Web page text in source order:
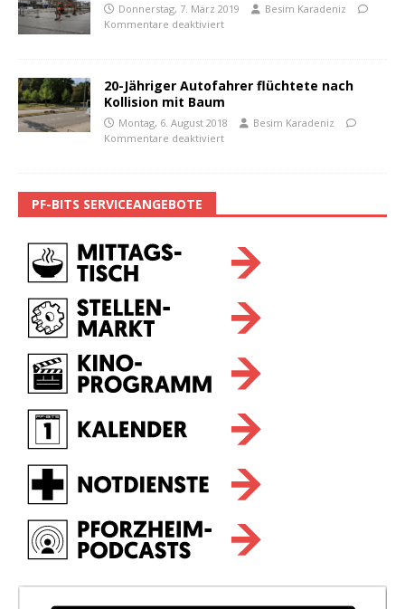
Donnerstag, 7. März 2019
Besim Karadeniz
Kommentare deaktiviert
20-Jähriger Autofahrer flüchtete nach
Kollision mit Baum
Montag, 6. August 2018
Besim Karadeniz
Kommentare deaktiviert
PF-BITS SERVICEANGEBOTE